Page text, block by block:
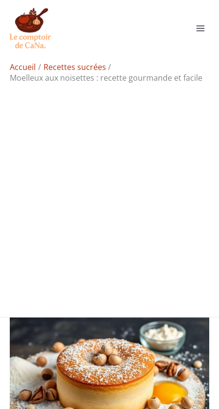
contenu
Accueil
Recettes sucrées
Moelleux aux noisettes : recette gourmande et facile
Rechercher